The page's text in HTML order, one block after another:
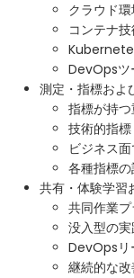
クラウド
コンテナ
DevOpsツ
測定・指標およ
指標が持
技術的指標
ビジネス
各種指標
共有・体験学習
共同作業
没入型の
DevOpsリ
継続的な